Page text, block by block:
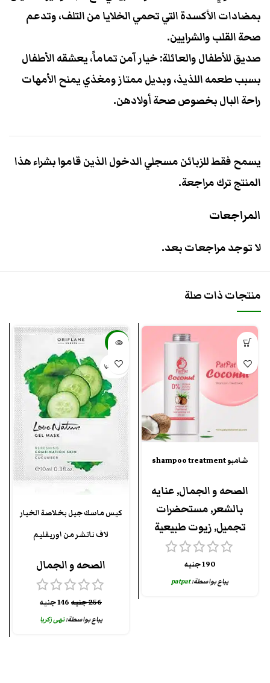
بمضادات الأكسدة التي تحمي الخلايا من التلف، وتدعم
صحة القلب والشرايين.
​صديق للأطفال والعائلة: خيار آمن تماماً، يعشقه الأطفال
بسبب طعمه اللذيذ، وبديل ممتاز ومغذي يمنح الأمهات
راحة البال بخصوص صحة أولادهن.
المراجعات
لا توجد مراجعات بعد.
يسمح فقط للزبائن مسجلي الدخول الذين قاموا بشراء هذا
المنتج ترك مراجعة.
منتجات ذات صلة
شامبو shampoo treatment
الصحه و الجمال,عنايه
بالشعر,مستحضرات
تجميل,زيوت طبيعية
190جنيه
يباع بواسطة:patpat
-43%
بيعت كلها
كيس ماسك جيل بخلاصة الخيار
لاف ناتشر من اوريفليم
الصحه و الجمال
256جنيه 146جنيه
يباع بواسطة:نهى زكريا